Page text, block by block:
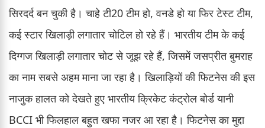
सिरदर्द बन चुकी है। चाहे टी20 टीम हो, वनडे हो या फिर टेस्ट टीम,
कई स्टार खिलाड़ी लगातार चोटिल हो रहे हैं। भारतीय टीम के कई
दिग्गज खिलाड़ी लगातार चोट से जूझ रहे हैं, जिसमें जसप्रीत बुमराह
का नाम सबसे अहम माना जा रहा है। खिलाड़ियों की फिटनेस की इस
नाजुक हालत को देखते हुए भारतीय क्रिकेट कंट्रोल बोर्ड यानी
BCCI भी फिलहाल बहुत खफा नजर आ रहा है। फिटनेस का मुद्दा